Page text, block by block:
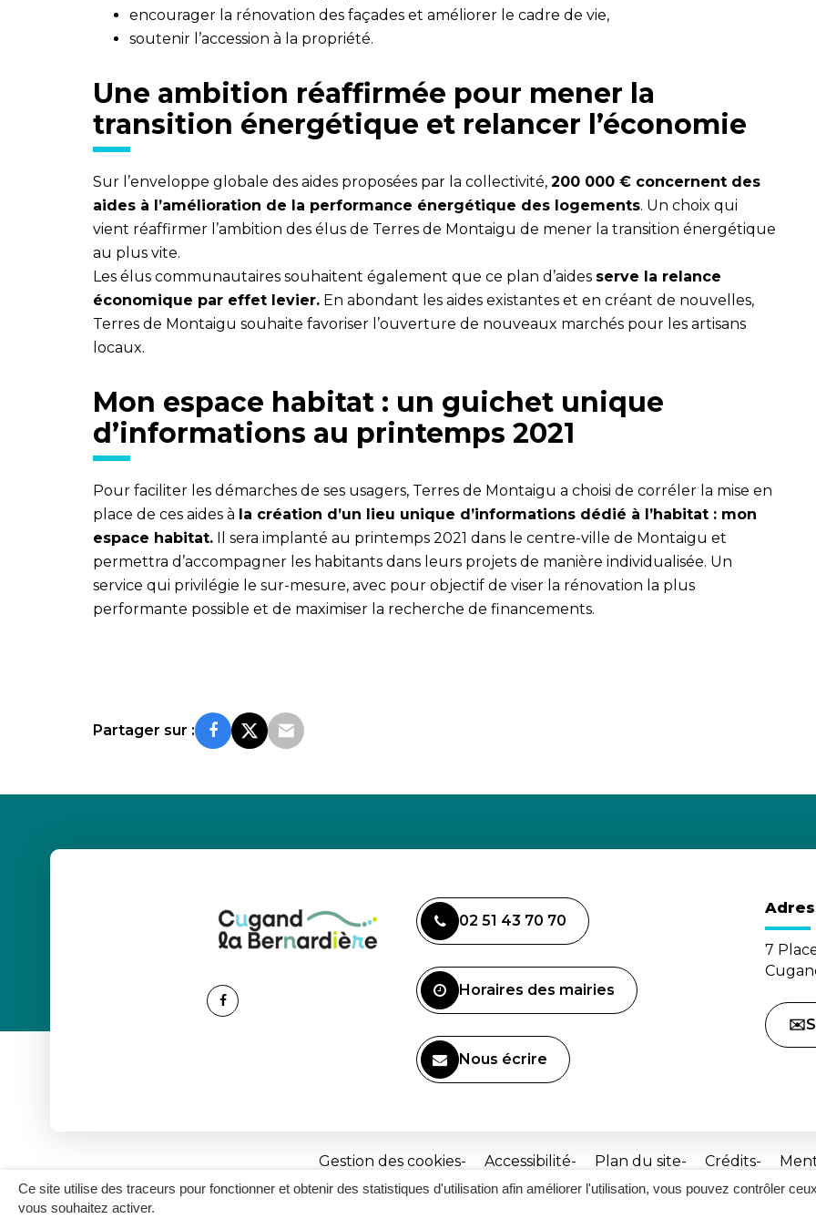
Ce site utilise des traceurs pour fonctionner et obtenir des statistiques d'utilisation afin améliorer l'utilisation, vous pouvez contrôler
vous souhaitez activer.
encourager la rénovation des façades et améliorer le cadre de vie,
soutenir l’accession à la propriété.
Une ambition réaffirmée pour mener la
transition énergétique et relancer l’économie
Sur l’enveloppe globale des aides proposées par la collectivité, 200 000 € concernent des
aides à l’amélioration de la performance énergétique des logements. Un choix qui
vient réaffirmer l’ambition des élus de Terres de Montaigu de mener la transition énergétique
au plus vite.
Les élus communautaires souhaitent également que ce plan d’aides serve la relance
économique par effet levier. En abondant les aides existantes et en créant de nouvelles,
Terres de Montaigu souhaite favoriser l’ouverture de nouveaux marchés pour les artisans
locaux.
Mon espace habitat : un guichet unique
d’informations au printemps 2021
Pour faciliter les démarches de ses usagers, Terres de Montaigu a choisi de corréler la mise en
place de ces aides à la création d’un lieu unique d’informations dédié à l’habitat : mon
espace habitat. Il sera implanté au printemps 2021 dans le centre-ville de Montaigu et
permettra d’accompagner les habitants dans leurs projets de manière individualisée. Un
service qui privilégie le sur-mesure, avec pour objectif de viser la rénovation la plus
performante possible et de maximiser la recherche de financements.
Partager sur :
Lien
02 51 43 70 70
Horaires des mairies
Nous écrire
(ouverture dans un nouvel onglet)
7
Gestion des cookies Accessibilité Plan du site Crédits